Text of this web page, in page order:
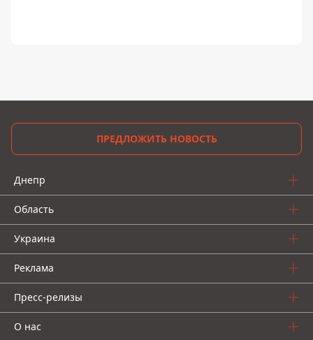
ПРЕДЛОЖИТЬ НОВОСТЬ
Днепр
Область
Украина
Реклама
Пресс-релизы
О нас